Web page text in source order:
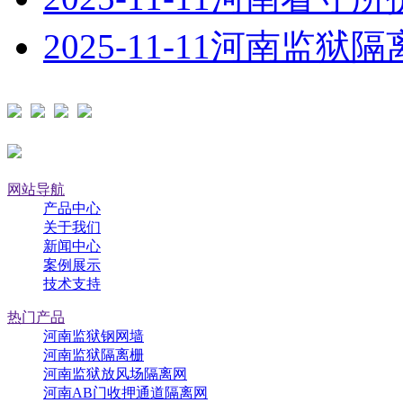
2025-11-11河南监狱隔
网站导航
产品中心
关于我们
新闻中心
案例展示
技术支持
热门产品
河南监狱钢网墙
河南监狱隔离栅
河南监狱放风场隔离网
河南AB门收押通道隔离网